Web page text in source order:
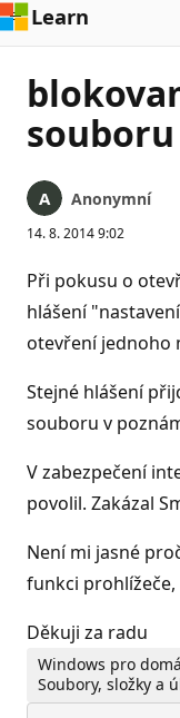
Learn
souboru
Anonymní
14. 8. 2014 9:02
Při pokusu o
hlášení
otevření jednoho
Stejné hlášení
souboru v
V zabezpečení
povolil. Zakázal
Není mi jasné
funkci
Děkuji za radu
Windows pro
Soubory, složky a